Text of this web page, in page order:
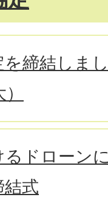
締結しま
るドローン
結式